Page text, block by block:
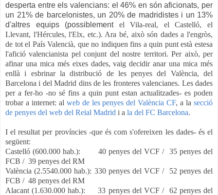
desperta entre els valencians: el 46% en són aficionats, per
un 21% de barcelonistes, un 20% de madridistes i un 13%
d'altres equips (possiblement el Vila-real, el Castelló, el
Llevant, l'Hércules, l'Elx, etc.). Ara bé, això són dades a l'engròs,
de tot el País Valencià, que no indiquen fins a quin punt està estesa
l'afició valencianista pel conjunt del nostre territori. Per això, per
afinar una mica més eixes dades, vaig decidir anar una mica més
enllà i esbrinar la distribució de les penyes del València, del
Barcelona i del Madrid dins de les fronteres valencianes. Les dades
per a fer-ho -no sé fins a quin punt estan actualitzades- es poden
trobar a internet: al web de les penyes del València CF, a lasecció
de penyes del web del Reial Madrid i a la del FC Barcelona.
I el resultat per províncies -que és com s'ofereixen les dades- és el
següent:
Castelló (600.000 hab.): 40 penyes del VCF / 35 penyes del
FCB / 39 penyes del RM
València (2.5540.000 hab.): 330 penyes del VCF / 52 penyes del
FCB / 48 penyes del RM
Alacant (1.630.000 hab.): 33 penyes del VCF / 62 penyes del